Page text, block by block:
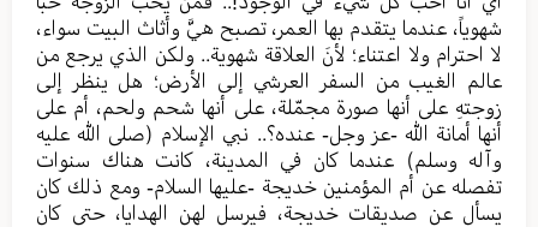
شهوياً، عندما يتقدم بها العمر، تصبح هيَّ وأثاث البيت سواء،
لا احترام ولا اعتناء؛ لأنَ العلاقة شهوية.. ولكن الذي يرجع من
عالم الغيب من السفر العرشي إلى الأرض؛ هل ينظر إلى
زوجتهِ على أنها صورة مجمّلة، على أنها شحم ولحم، أم على
أنها أمانة الله -عز وجل- عنده؟.. نبي الإسلام (صلى الله عليه
وآله وسلم) عندما كان في المدينة، كانت هناك سنوات
تفصله عن أم المؤمنين خديجة -عليها السلام- ومع ذلك كان
يسأل عن صديقات خديجة، فيرسل لهن الهدايا، حتى كان